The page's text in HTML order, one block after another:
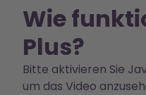
Wie
Plus?
Bitte aktivieren Sie
um das Video